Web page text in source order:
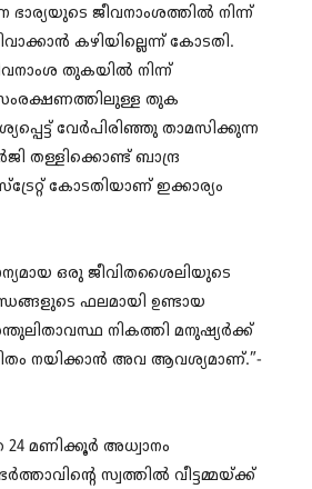
ഭാര്യയുടെ ജീവനാംശത്തില്‍ നിന്ന്
കഴിയില്ലെന്ന് കോടതി.
തുകയില്‍ നിന്ന്
തുക
വേര്‍പിരിഞ്ഞു താമസിക്കുന്ന
തള്ളിക്കൊണ്ട് ബാന്ദ്ര
കോടതിയാണ് ഇക്കാര്യം
ഒരു ജീവിതശൈലിയുടെ
ഫലമായി ഉണ്ടായ
നികത്തി മനുഷ്യർക്ക്
നയിക്കാൻ അവ ആവശ്യമാണ്.”-
24 മണിക്കൂർ അധ്വാനം
സ്വത്തിൽ വീട്ടമ്മയ്ക്ക്